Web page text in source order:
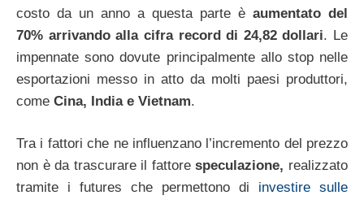
costo da un anno a questa parte è aumentato del
70% arrivando alla cifra record di 24,82 dollari. Le
impennate sono dovute principalmente allo stop nelle
esportazioni messo in atto da molti paesi produttori,
come Cina, India e Vietnam.
Tra i fattori che ne influenzano l’incremento del prezzo
non è da trascurare il fattorespeculazione, realizzato
tramite i futures che permettono di investire sulle